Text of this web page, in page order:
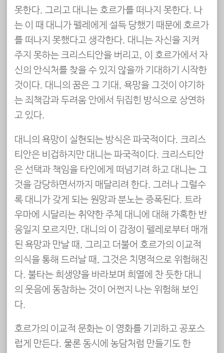
못한다. 그리고 대니는 호르가를 떠나지 못한다. 나
는 이 때 대니가 펠레에게 설득 당했기 때문에 호르가
를 떠나지 못했다고 생각한다. 대니는 자신을 지켜
주지 못하는 크리스티안을 버리고, 이 호르가에서 자
신의 안식처를 찾을 수 있지 않을까 기대하기 시작한
것이다. 대니의 꿈은 그 기대, 욕망을 그것이 야기하
는 죄책감과 두려움 안에서 뒤집힌 방식으로 상연하
고 있다.
대니의 욕망이 실현되는 방식은 파국적이다. 크리스
티안은 비겁하지만 대니는 파국적이다. 크리스티안
은 선택과 책임을 타인에게 떠넘기려 하고 대니는 그
것을 감당하면서까지 매달리려 한다. 그러나 그럴수
록 대니가 갖게 되는 원망과 분노는 증폭된다. 트라
우마에 시달리는 취약한 주체 대니에 대해 가혹한 반
응일지 모르지만, 대니의 이 감정이 펠레로부터 매개
된 욕망과 만날 때, 그리고 더불어 호르가의 이교적
의식을 통해 드러날 때, 그것은 치명적으로 위험해진
다. 불타는 희생양을 바라보며 희열에 찬 듯한 대니
의 웃음에 동참하는 것이 어쩐지 나는 위험해 보인
다.
호르가의 이교적 문화는 이 영화를 기괴하고 공포스
럽게 만든다. 물론 동시에 농담처럼 만들기도 한